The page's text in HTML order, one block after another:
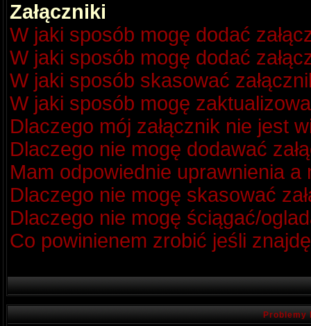
Załączniki
W jaki sposób mogę dodać
W jaki sposób mogę dodać
W jaki sposób skasować
W jaki sposób mogę
Dlaczego mój załącznik nie jest
Dlaczego nie mogę dodawać
Mam odpowiednie uprawnienia a
Dlaczego nie mogę skasować
Dlaczego nie mogę ściągać/
Co powinienem zrobić jeśli
Problemy